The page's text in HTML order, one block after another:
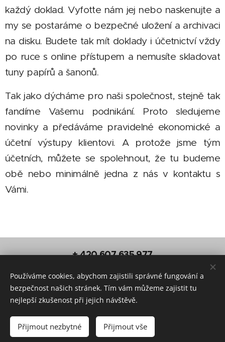
každý doklad. Vyfoťte nám jej nebo naskenujte a
my se postaráme o bezpečné uložení a archivaci
na disku. Budete tak mít doklady i účetnictví vždy
po ruce s online přístupem a nemusíte skladovat
tuny papírů a šanonů.
Tak jako dýcháme pro naši společnost, stejně tak
fandíme Vašemu podnikání. Proto sledujeme
novinky a předáváme pravidelné ekonomické a
účetní výstupy klientovi. A protože jsme tým
účetních, můžete se spolehnout, že tu budeme
obě nebo minimálně jedna z nás v kontaktu s
Vámi.
+ 420 607 635 977
Zebra Accounting s.r.o.
IČ: 212 78 687
Společnost zapsaná vedená u Krajského soudu v
Brně, spisová značka C 138228
Používáme cookies, abychom zajistili správné fungování a
bezpečnost našich stránek. Tím vám můžeme zajistit tu
nejlepší zkušenost při jejich návštěvě.
Přijmout nezbytné Přijmout vše